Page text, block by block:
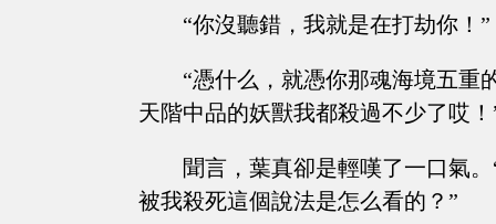
“你沒聽錯，我就是在打劫你！”
“憑什么，就憑你那魂海境五重
天階中品的妖獸我都殺過不少了哎
聞言，葉真卻是輕嘆了一口氣
被我殺死這個說法是怎么看的？”